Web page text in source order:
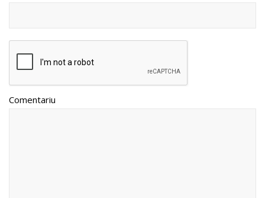
Comentariu